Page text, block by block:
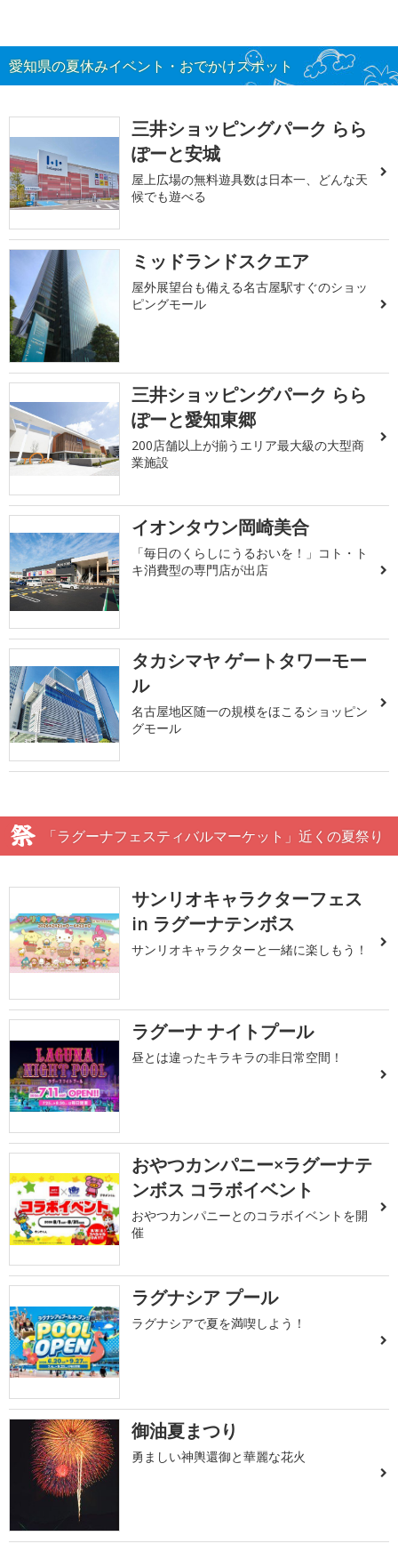
愛知県の夏休みイベント・おでかけスポット
三井ショッピングパーク らら
ぽーと安城
屋上広場の無料遊具数は日本一、どんな天
候でも遊べる
ミッドランドスクエア
屋外展望台も備える名古屋駅すぐのショッ
ピングモール
三井ショッピングパーク らら
ぽーと愛知東郷
200店舗以上が揃うエリア最大級の大型商
業施設
イオンタウン岡崎美合
「毎日のくらしにうるおいを！」コト・ト
キ消費型の専門店が出店
タカシマヤ ゲートタワーモー
ル
名古屋地区随一の規模をほこるショッピン
グモール
「ラグーナフェスティバルマーケット」近くの夏祭り
サンリオキャラクターフェス
in ラグーナテンボス
サンリオキャラクターと一緒に楽しもう！
ラグーナ ナイトプール
昼とは違ったキラキラの非日常空間！
おやつカンパニー×ラグーナテ
ンボス コラボイベント
おやつカンパニーとのコラボイベントを開
催
ラグナシア プール
ラグナシアで夏を満喫しよう！
御油夏まつり
勇ましい神輿還御と華麗な花火